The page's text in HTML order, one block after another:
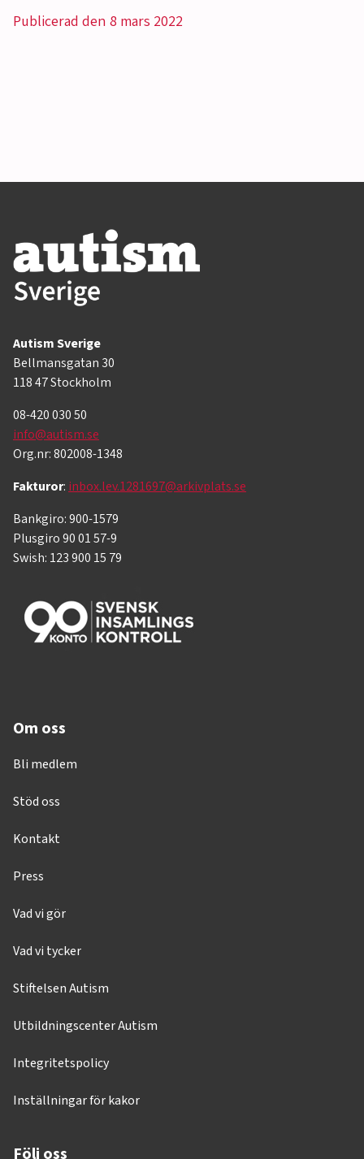
Publicerad den 8 mars 2022
Autism Sverige
Bellmansgatan 30
118 47 Stockholm
08-420 030 50
info@autism.se
Org.nr: 802008-1348
Fakturor: inbox.lev.1281697@arkivplats.se
Bankgiro: 900-1579
Plusgiro 90 01 57-9
Swish: 123 900 15 79
Om oss
Bli medlem
Stöd oss
Kontakt
Press
Vad vi gör
Vad vi tycker
Stiftelsen Autism
Utbildningscenter Autism
Integritetspolicy
Inställningar för kakor
Följ oss